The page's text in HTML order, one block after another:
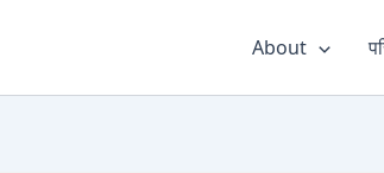
About